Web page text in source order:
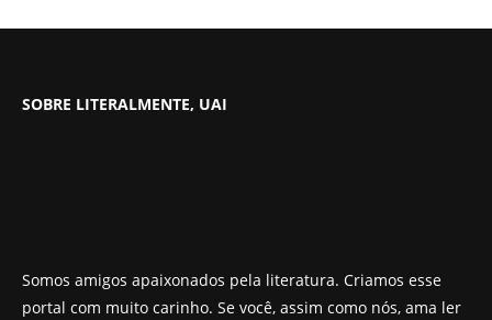
SOBRE LITERALMENTE, UAI
Somos amigos apaixonados pela literatura. Criamos esse
portal com muito carinho. Se você, assim como nós, ama ler